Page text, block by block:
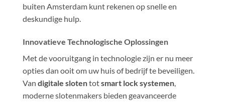
buiten Amsterdam kunt rekenen op snelle en
deskundige hulp.
Innovatieve Technologische Oplossingen
Met de vooruitgang in technologie zijn er nu meer
opties dan ooit om uw huis of bedrijf te beveiligen.
Van digitale slotentotsmart lock systemen
moderne slotenmakers bieden geavanceerde